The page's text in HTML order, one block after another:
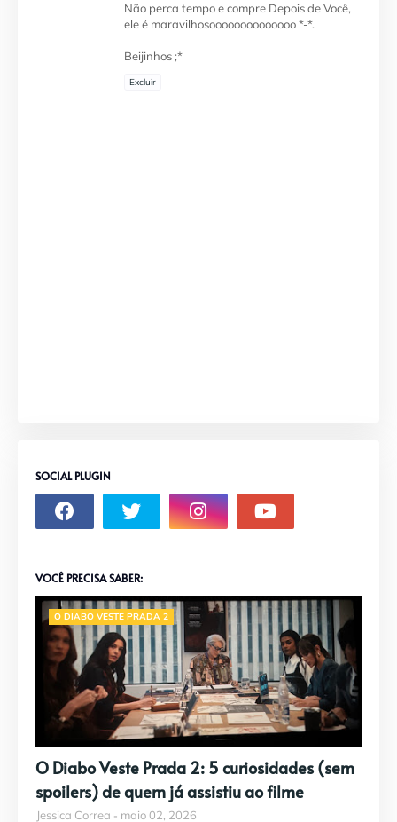
Não perca tempo e compre Depois de Você,
ele é maravilhosoooooooooooooo *-*.
Beijinhos ;*
Excluir
SOCIAL PLUGIN
VOCÊ PRECISA SABER:
O DIABO VESTE PRADA 2
O Diabo Veste Prada 2: 5 curiosidades (sem
spoilers) de quem já assistiu ao filme
Jessica Correa maio 02, 2026